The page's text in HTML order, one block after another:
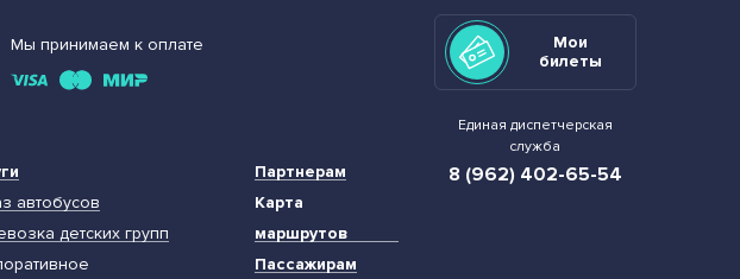
Мы принимаем к оплате
автобусов
детских групп
Партнерам
Карта
маршрутов
Пассажирам
Мои
билеты
Единая диспетчерская
служба
8 (962) 402-65-54